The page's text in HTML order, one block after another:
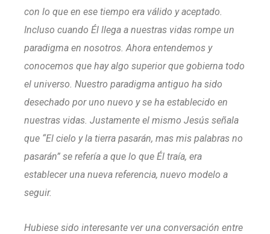
con lo que en ese tiempo era válido y aceptado.
Incluso cuando Él llega a nuestras vidas rompe un
paradigma en nosotros. Ahora entendemos y
conocemos que hay algo superior que gobierna todo
el universo. Nuestro paradigma antiguo ha sido
desechado por uno nuevo y se ha establecido en
nuestras vidas. Justamente el mismo Jesús señala
que “El cielo y la tierra pasarán, mas mis palabras no
pasarán” se refería a que lo que Él traía, era
establecer una nueva referencia, nuevo modelo a
seguir.
Hubiese sido interesante ver una conversación entre